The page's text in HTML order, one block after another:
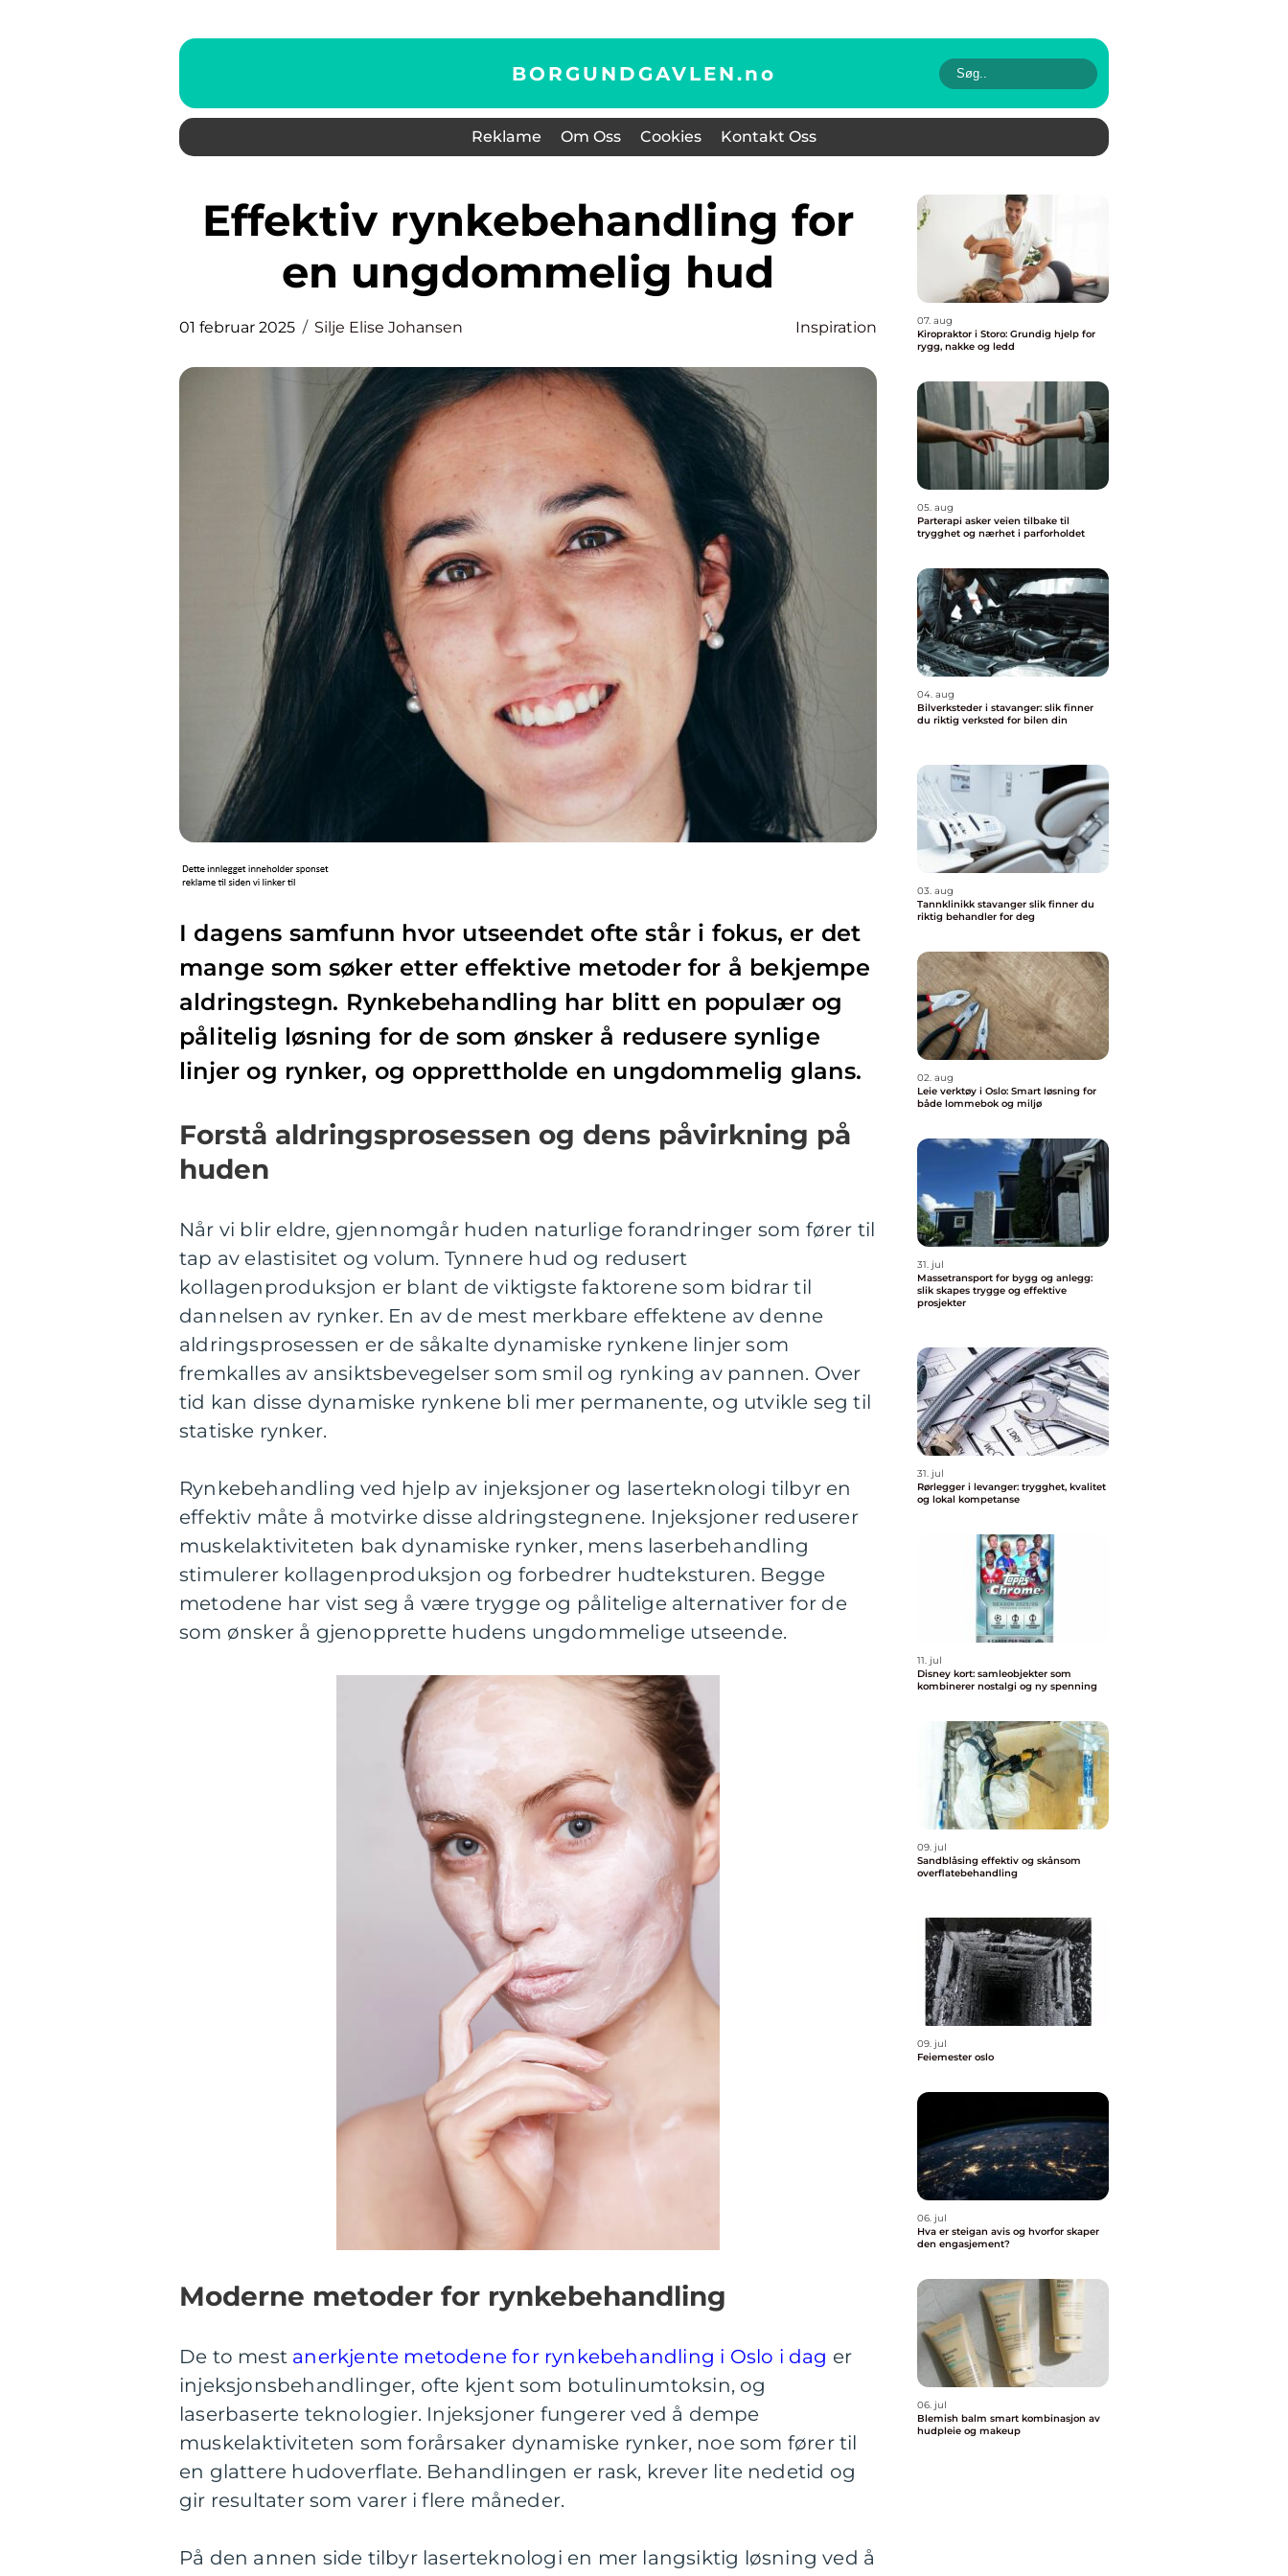
BORGUNDGAVLEN.no
Reklame Om Oss Cookies Kontakt Oss
Effektiv rynkebehandling for
en ungdommelig hud
01 februar 2025 Silje Elise Johansen Inspiration
I dagens samfunn hvor utseendet ofte står i fokus, er det
mange som søker etter effektive metoder for å bekjempe
aldringstegn. Rynkebehandling har blitt en populær og
pålitelig løsning for de som ønsker å redusere synlige
linjer og rynker, og opprettholde en ungdommelig glans.
Forstå aldringsprosessen og dens påvirkning på
huden
Når vi blir eldre, gjennomgår huden naturlige forandringer som fører til
tap av elastisitet og volum. Tynnere hud og redusert
kollagenproduksjon er blant de viktigste faktorene som bidrar til
dannelsen av rynker. En av de mest merkbare effektene av denne
aldringsprosessen er de såkalte dynamiske rynkene linjer som
fremkalles av ansiktsbevegelser som smil og rynking av pannen. Over
tid kan disse dynamiske rynkene bli mer permanente, og utvikle seg til
statiske rynker.
Rynkebehandling ved hjelp av injeksjoner og laserteknologi tilbyr en
effektiv måte å motvirke disse aldringstegnene. Injeksjoner reduserer
muskelaktiviteten bak dynamiske rynker, mens laserbehandling
stimulerer kollagenproduksjon og forbedrer hudteksturen. Begge
metodene har vist seg å være trygge og pålitelige alternativer for de
som ønsker å gjenopprette hudens ungdommelige utseende.
Moderne metoder for rynkebehandling
De to mest anerkjente metodene for rynkebehandling i Oslo i dag er
injeksjonsbehandlinger, ofte kjent som botulinumtoksin, og
laserbaserte teknologier. Injeksjoner fungerer ved å dempe
muskelaktiviteten som forårsaker dynamiske rynker, noe som fører til
en glattere hudoverflate. Behandlingen er rask, krever lite nedetid og
gir resultater som varer i flere måneder.
På den annen side tilbyr laserteknologi en mer langsiktig løsning ved å
07. aug
Kiropraktor i Storo: Grundig hjelp for
rygg, nakke og ledd
05. aug
Parterapi asker veien tilbake til
trygghet og nærhet i parforholdet
04. aug
Bilverksteder i stavanger: slik finner
du riktig verksted for bilen din
03. aug
Tannklinikk stavanger slik finner du
riktig behandler for deg
02. aug
Leie verktøy i Oslo: Smart løsning for
både lommebok og miljø
31. jul
Massetransport for bygg og anlegg:
slik skapes trygge og effektive
prosjekter
31. jul
Rørlegger i levanger: trygghet, kvalitet
og lokal kompetanse
11. jul
Disney kort: samleobjekter som
kombinerer nostalgi og ny spenning
09. jul
Sandblåsing effektiv og skånsom
overflatebehandling
09. jul
Feiemester oslo
06. jul
Hva er steigan avis og hvorfor skaper
den engasjement?
06. jul
Blemish balm smart kombinasjon av
hudpleie og makeup